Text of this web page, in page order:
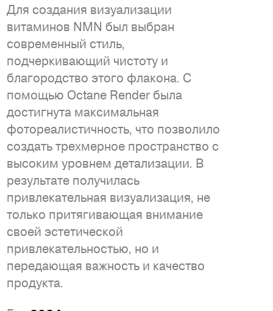
Для создания визуализации
витаминов NMN был выбран
современный стиль,
подчеркивающий чистоту и
благородство этого флакона. С
помощью Octane Render была
достигнута максимальная
фотореалистичность, что позволило
создать трехмерное пространство с
высоким уровнем детализации. В
результате получилась
привлекательная визуализация, не
только притягивающая внимание
своей эстетической
привлекательностью, но и
передающая важность и качество
продукта.